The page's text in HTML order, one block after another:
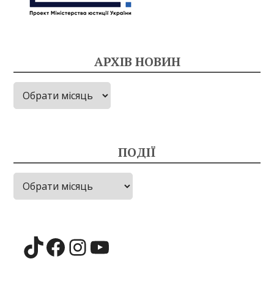
АРХІВ НОВИН
Архів
новин
ПОДІЇ
Події
TikTok
Facebook
Instagram
YouTube